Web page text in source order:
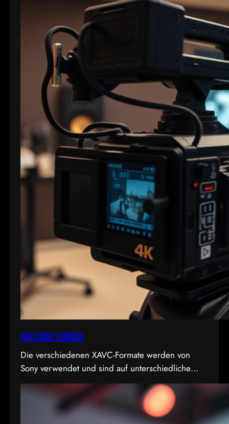
XAVC Sony Formate
Die verschiedenen XAVC-Formate werden von
Sony verwendet und sind auf unterschiedliche
Bedürfnisse in Bezug auf Qualität, Dateigröße und
Bitrate abgestimmt. Hier sind die Details zu den
Formaten: 1. XAVC S-I DCI: • Dies ist eine
intraframe-Version von XAVC S, die in DCI 4K-